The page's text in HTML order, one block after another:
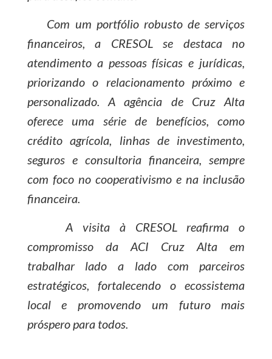
Com um portfólio robusto de serviços
financeiros, a CRESOL se destaca no
atendimento a pessoas físicas e jurídicas,
priorizando o relacionamento próximo e
personalizado. A agência de Cruz Alta
oferece uma série de benefícios, como
crédito agrícola, linhas de investimento,
seguros e consultoria financeira, sempre
com foco no cooperativismo e na inclusão
financeira.
A visita à CRESOL reafirma o
compromisso da ACI Cruz Alta em
trabalhar lado a lado com parceiros
estratégicos, fortalecendo o ecossistema
local e promovendo um futuro mais
próspero para todos.